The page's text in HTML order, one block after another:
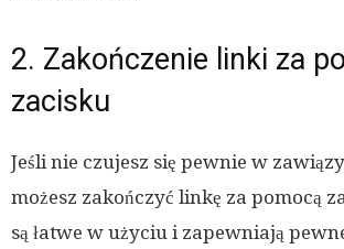
2. Zakończenie linki za
zacisku
Jeśli nie czujesz się pewnie w
możesz zakończyć linkę za pomocą
są łatwe w użyciu i zapewniają